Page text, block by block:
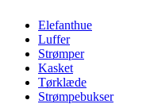
Elefanthue
Luffer
Strømper
Kasket
Tørklæde
Strømpebukser